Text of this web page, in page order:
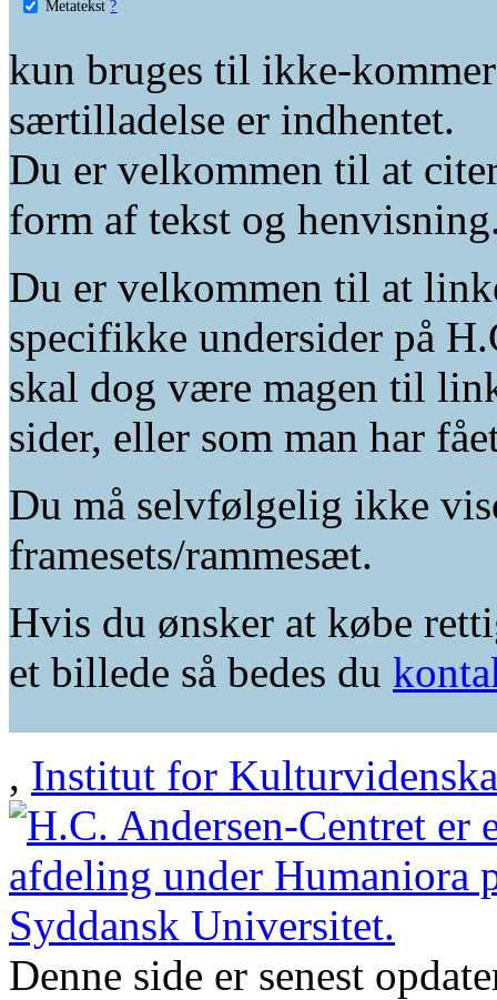
Metatekst ?
kun bruges til ikke-
særtilladelse er indhentet.
Du er velkommen til at
form af tekst og
Du er velkommen til at
specifikke undersider på
skal dog være magen til
sider, eller som man har
Du må selvfølgelig ikke
framesets/rammesæt.
Hvis du ønsker at købe
et billede så bedes du
, Institut for
Denne side er senest